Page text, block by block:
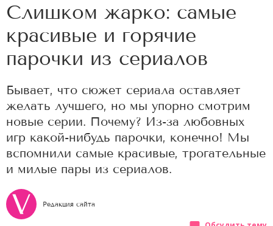
Слишком жарко: самые
красивые и горячие
парочки из сериалов
Бывает, что сюжет сериала оставляет
желать лучшего, но мы упорно смотрим
новые серии. Почему? Из-за любовных
игр какой-нибудь парочки, конечно! Мы
вспомнили самые красивые, трогательные
и милые пары из сериалов.
Редакция сайта